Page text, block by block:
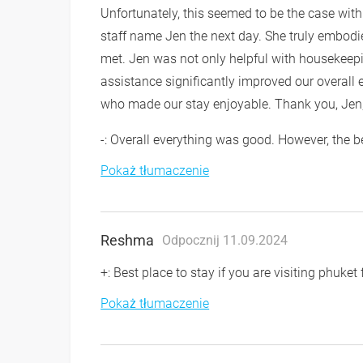
Unfortunately, this seemed to be the case
staff name Jen the next day. She truly
met. Jen was not only helpful with
assistance significantly improved our overall
who made our stay enjoyable. Thank you,
-: Overall everything was good. However,
Pokaż tłumaczenie
Reshma Odpocznij 11.09.2024
+: Best place to stay if you are visiting phuket
Pokaż tłumaczenie